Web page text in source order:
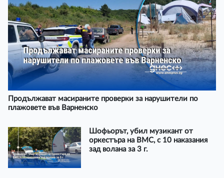
Продължават масираните проверки за нарушители по
плажовете във Варненско
Шофьорът, убил музикант от
оркестъра на ВМС, с 10 наказания
зад волана за 3 г.